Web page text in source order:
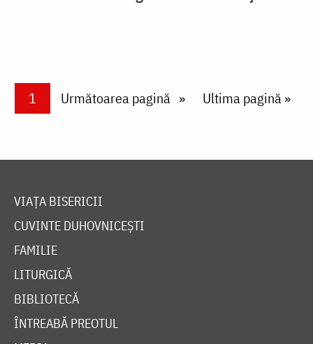
PaginareCurrent page
1 Next page
Următoarea pagină Last page
Ultima pagină »
VIAȚA BISERICII
CUVINTE DUHOVNICEȘTI
FAMILIE
LITURGICĂ
BIBLIOTECĂ
ÎNTREABĂ PREOTUL